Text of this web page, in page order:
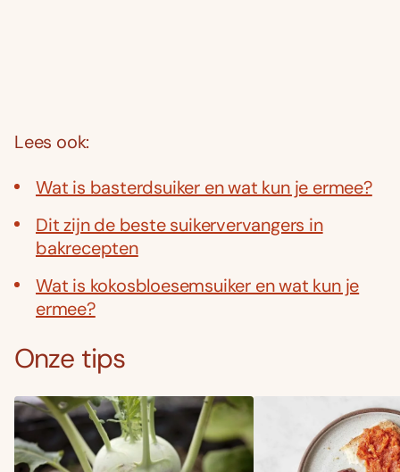
Lees ook:
Wat is basterdsuiker en wat kun je ermee?
Dit zijn de beste suikervervangers in
bakrecepten
Wat is kokosbloesemsuiker en wat kun je
ermee?
Onze tips